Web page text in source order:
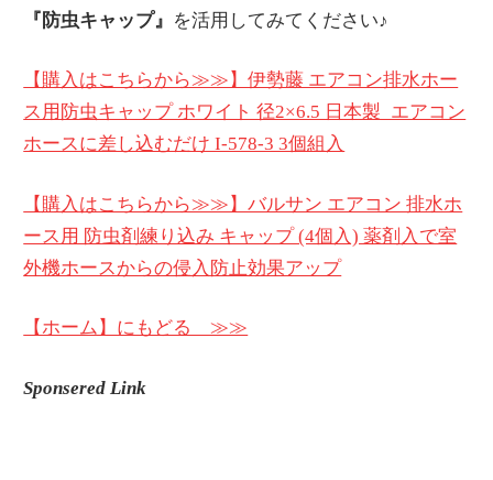
『防虫キャップ』 を活用してみてください♪
【購入はこちらから≫≫】伊勢藤 エアコン排水ホー
ス用防虫キャップ ホワイト 径2×6.5 日本製_エアコン
ホースに差し込むだけ I-578-3 3個組入
【購入はこちらから≫≫】バルサン エアコン 排水ホ
ース用 防虫剤練り込み キャップ (4個入) 薬剤入で室
外機ホースからの侵入防止効果アップ
【ホーム】にもどる ≫≫
Sponsered Link